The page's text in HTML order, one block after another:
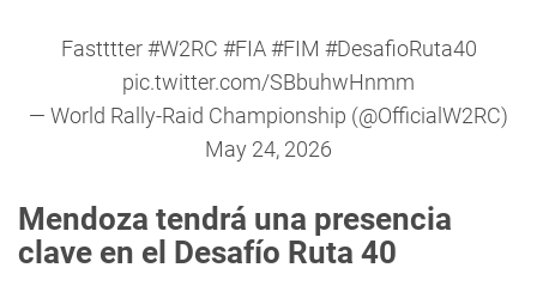
Fastttter#W2RC #FIA #FIM #DesafioRuta40
pic.twitter.com/SBbuhwHnmm
— World Rally-Raid Championship (@OfficialW2RC)
May 24, 2026
Mendoza tendrá una presencia
clave en el Desafío Ruta 40